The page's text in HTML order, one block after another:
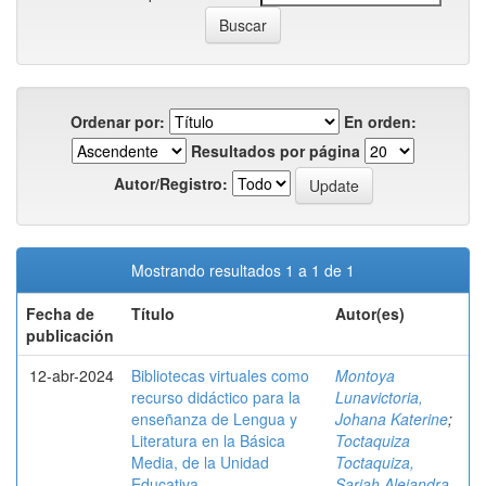
Ordenar por:
En orden:
Resultados por página
Autor/Registro:
Mostrando resultados 1 a 1 de 1
Fecha de
publicación
Título Autor(es)
12-abr-2024
Bibliotecas virtuales como
recurso didáctico para la
enseñanza de Lengua y
Literatura en la Básica
Media, de la Unidad
Montoya
Lunavictoria,
Johana Katerine;
Toctaquiza
Toctaquiza,